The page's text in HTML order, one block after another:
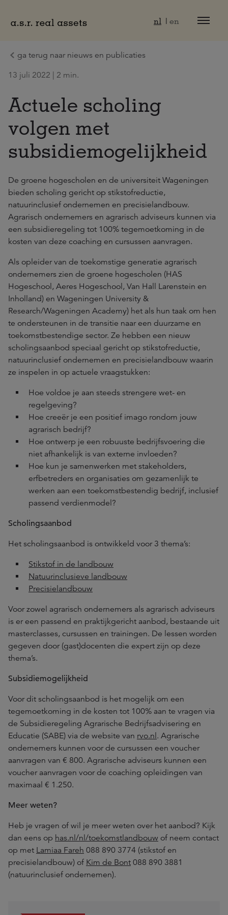
nl en
ga terug naar nieuws en publicaties
13 juli 2022 | 2 min.
Actuele scholing
volgen met
subsidiemogelijkheid
De groene hogescholen en de universiteit Wageningen
bieden scholing gericht op stikstofreductie,
natuurinclusief ondernemen en precisielandbouw.
Agrarisch ondernemers en agrarisch adviseurs kunnen via
een subsidieregeling tot 100% tegemoetkoming in de
kosten van deze coaching en cursussen aanvragen.
Als opleider van de toekomstige generatie agrarisch
ondernemers zien de groene hogescholen (HAS
Hogeschool, Aeres Hogeschool, Van Hall Larenstein en
Inholland) en Wageningen University &
Research/Wageningen Academy) het als hun taak om hen
te ondersteunen in de transitie naar een duurzame en
toekomstbestendige sector. Ze hebben een nieuw
scholingsaanbod speciaal gericht op stikstofreductie,
natuurinclusief ondernemen en precisielandbouw waarin
ze inspelen in op actuele vraagstukken:
Hoe voldoe je aan steeds strengere wet- en
regelgeving?
Hoe creeër je een positief imago rondom jouw
agrarisch bedrijf?
Hoe ontwerp je een robuuste bedrijfsvoering die
niet afhankelijk is van externe invloeden?
Hoe kun je samenwerken met stakeholders,
erfbetreders en organisaties om gezamenlijk te
werken aan een toekomstbestendig bedrijf, inclusief
passend verdienmodel?
Scholingsaanbod
Het scholingsaanbod is ontwikkeld voor 3 thema’s:
Stikstof in de landbouw
Natuurinclusieve landbouw
Precisielandbouw
Voor zowel agrarisch ondernemers als agrarisch adviseurs
is er een passend en praktijkgericht aanbod, bestaande uit
masterclasses, cursussen en trainingen. De lessen worden
gegeven door (gast)docenten die expert zijn op deze
thema’s.
Subsidiemogelijkheid
Voor dit scholingsaanbod is het mogelijk om een
tegemoetkoming in de kosten tot 100% aan te vragen via
de Subsidieregeling Agrarische Bedrijfsadvisering en
Educatie (SABE) via de website van rvo.nl. Agrarische
ondernemers kunnen voor de cursussen een voucher
aanvragen van € 800. Agrarische adviseurs kunnen een
voucher aanvragen voor de coaching opleidingen van
maximaal € 1.250.
Meer weten?
Heb je vragen of wil je meer weten over het aanbod? Kijk
dan eens op has.nl/nl/toekomstlandbouw of neem contact
op met Lamiaa Fareh 088 890 3774 (stikstof en
precisielandbouw) of Kim de Bont 088 890 3881
(natuurinclusief ondernemen).